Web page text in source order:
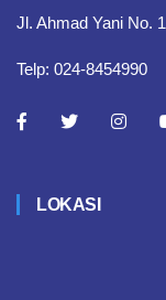
Jl. Ahmad Yani No.
Telp: 024-8454990
LOKASI